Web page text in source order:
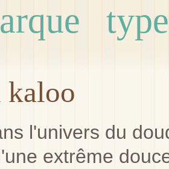
type
kaloo
l'univers du
extrême